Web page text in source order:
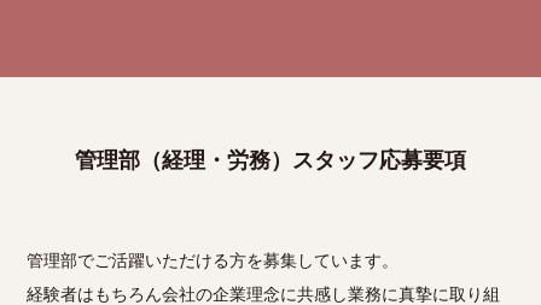
管理部（経理・労務）スタッフ応募要項
管理部でご活躍いただける方を募集しています。
経験者はもちろん会社の企業理念に共感し業務に真摯に取り組